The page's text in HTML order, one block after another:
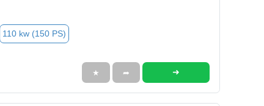
110 kw (150 PS)
★ ➦ ➜